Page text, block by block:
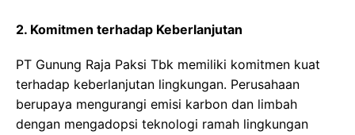
2. Komitmen terhadap Keberlanjutan
PT Gunung Raja Paksi Tbk memiliki komitmen kuat
terhadap keberlanjutan lingkungan. Perusahaan
berupaya mengurangi emisi karbon dan limbah
dengan mengadopsi teknologi ramah lingkungan